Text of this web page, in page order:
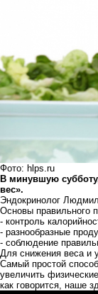
Фото: hlps.ru
В минувшую
вес».
Эндокринолог
Основы правильного
- контроль
- разнообразные
- соблюдение
Для снижения веса и
Самый простой
увеличить
как говорится, наше